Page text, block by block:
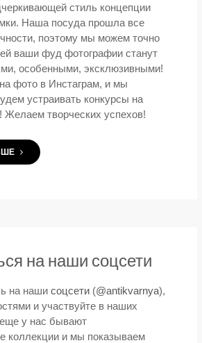
стиль концепции
Наша посуда прошла все
поэтому мы можем точно
ваши фуд фотографии станут
особенными, эксклюзивными!
фото в Инстаграм, и мы
устраивать конкурсы на
творческих успехов!
на наши соцсети
на наши соцсети(@antikvarnya),
и участвуйте в наших
у нас бывают
коллекции и мы показываем